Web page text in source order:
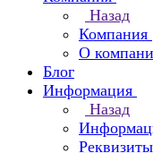
Назад
Компания
О
Блог
Информация
Назад
Реквизиты